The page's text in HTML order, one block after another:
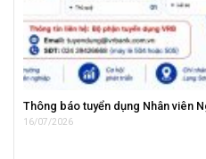
Thông báo tuyển dụng Nhân viên
16/07/2026